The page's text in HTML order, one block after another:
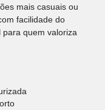
mais casuais ou
facilidade do
quem valoriza